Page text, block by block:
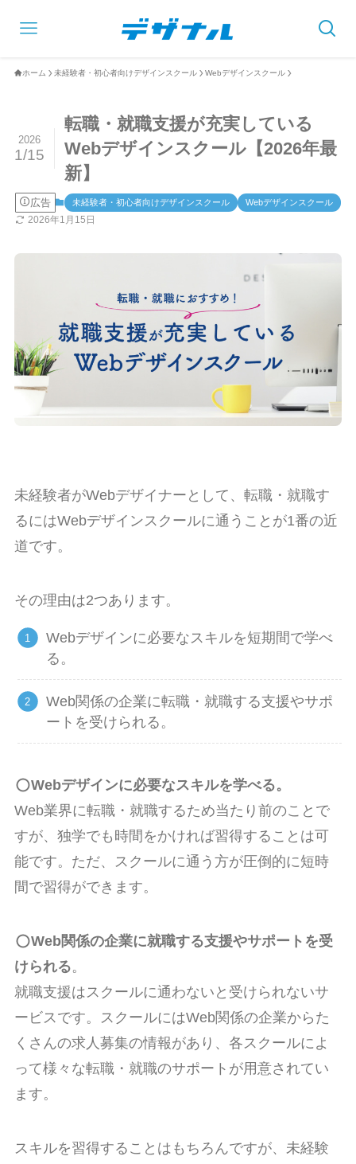
ホーム 未経験者・初心者向けデザインスクール Webデザインスクール
転職・就職支援が充実している
Webデザインスクール【2026年最
新】
2026
1/15
広告 未経験者・初心者向けデザインスクール Webデザインスクール
2026年1月15日
未経験者がWebデザイナーとして、転職・就職す
るにはWebデザインスクールに通うことが1番の近
道です。
その理由は2つあります。
Webデザインに必要なスキルを短期間で学べ
る。
Web関係の企業に転職・就職する支援やサポ
ートを受けられる。
Webデザインに必要なスキルを学べる。
Web業界に転職・就職するため当たり前のことで
すが、独学でも時間をかければ習得することは可
能です。ただ、スクールに通う方が圧倒的に短時
間で習得ができます。
Web関係の企業に就職する支援やサポートを受
けられる。
就職支援はスクールに通わないと受けられないサ
ービスです。スクールにはWeb関係の企業からた
くさんの求人募集の情報があり、各スクールによ
って様々な転職・就職のサポートが用意されてい
ます。
スキルを習得することはもちろんですが、未経験